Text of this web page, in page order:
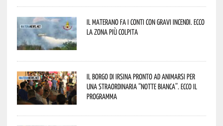
Il materano fa i conti con gravi incendi. Ecco
la zona più colpita
Il borgo di Irsina pronto ad animarsi per
una straordinaria “Notte Bianca”. Ecco il
programma